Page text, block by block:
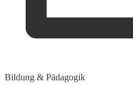
Bildung & Pädagogik